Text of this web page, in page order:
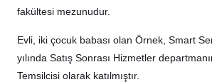
fakültesi mezunudur.
Evli, iki çocuk babası olan Örnek, Smart
yılında Satış Sonrası Hizmetler
Temsilcisi olarak katılmıştır.